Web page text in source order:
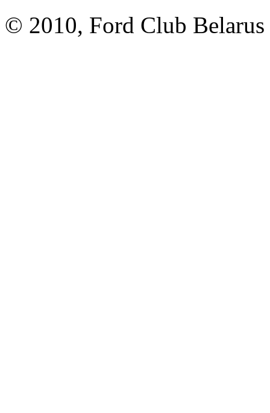
© 2010, Ford Club Belarus